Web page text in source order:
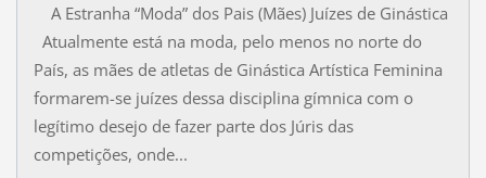
A Estranha “Moda” dos Pais (Mães) Juízes de Ginástica
Atualmente está na moda, pelo menos no norte do
País, as mães de atletas de Ginástica Artística Feminina
formarem-se juízes dessa disciplina gímnica com o
legítimo desejo de fazer parte dos Júris das
competições, onde...